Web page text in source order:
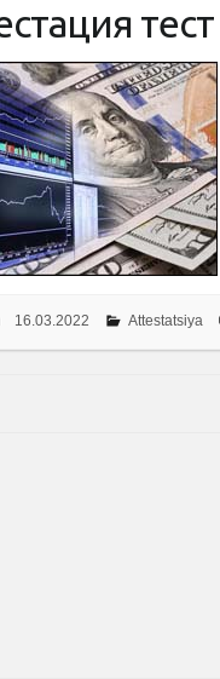
16.03.2022 Attestatsiya